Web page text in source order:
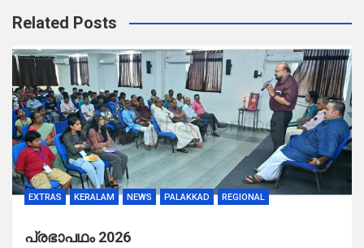
Related Posts
EXTRAS KERALAM NEWS PALAKKAD REGIONAL
പ്രഭാപഥം 2026